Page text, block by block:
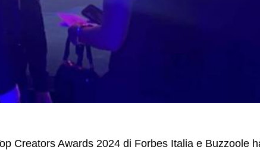
Creators Awards 2024 di Forbes Italia e Buzzoole